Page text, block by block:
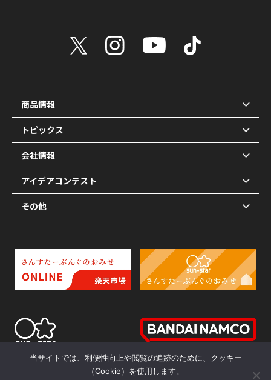
商品情報
トピックス
会社情報
アイデアコンテスト
その他
当サイトでは、利便性向上や閲覧の追跡のために、クッキー
（Cookie）を使用します。